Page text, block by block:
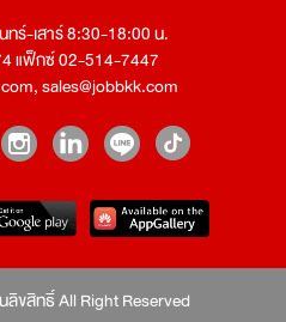
ร์-เสาร์ 8:30-18:00 น.
แฟ็กซ์ 02-514-7447
,sales@jobbkk.com
ขสิทธิ์ All Right Reserved